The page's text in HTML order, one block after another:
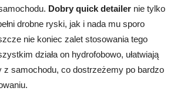
Dobry quick detailer nie tylko
drobne ryski, jak i nada mu sporo
nie koniec zalet stosowania tego
działa on hydrofobowo, ułatwiają
z samochodu, co dostrzeżemy po bardzo